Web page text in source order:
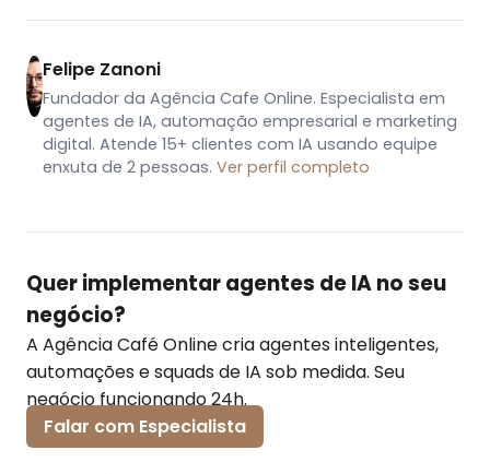
Felipe Zanoni
Fundador da Agência Cafe Online. Especialista em
agentes de IA, automação empresarial e marketing
digital. Atende 15+ clientes com IA usando equipe
enxuta de 2 pessoas.Ver perfil completo
Quer implementar agentes de IA no seu
negócio?
A Agência Café Online cria agentes inteligentes,
automações e squads de IA sob medida. Seu
negócio funcionando 24h.
Falar com Especialista